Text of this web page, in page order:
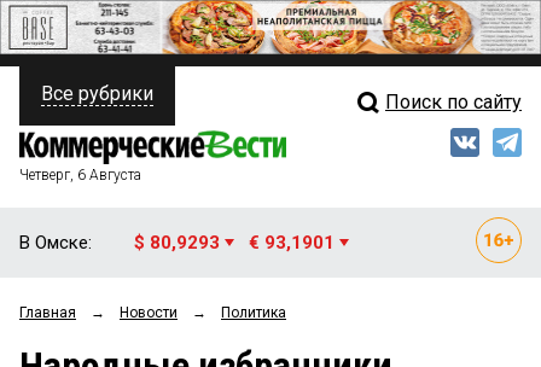
ПОЛИТИКА
ФИНАНСЫ
ОБЩЕСТВО
Свежий выпуск
Все рубрики Поиск по сайту
Четверг, 6 Августа
В Омске: $ 80,9293 € 93,1901
Главная → Новости → Политика